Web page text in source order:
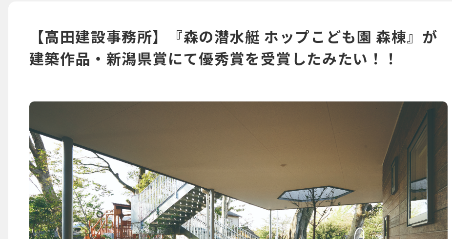
【高田建設事務所】『森の潜水艇 ホップこども園 森棟』が
建築作品・新潟県賞にて優秀賞を受賞したみたい！！